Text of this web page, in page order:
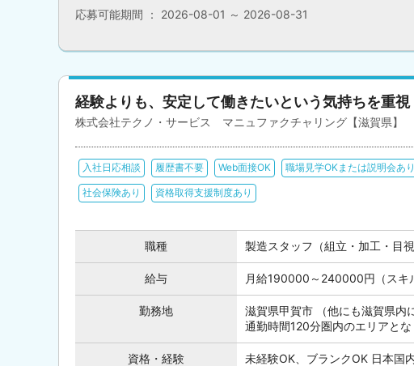
応募可能期間 ： 2026-08-01 ～ 2026-08-31
経験よりも、安定して働きたいという気持ちを重
株式会社テクノ・サービス マニュファクチャリング【滋賀県】
入社日応相談 履歴書不要 Web面接OK 職場見学OKまたは説明会あり
社会保険あり 資格取得支援制度あり
職種 製造スタッフ（組立・加工・目
給与 月給190000～240000円（スキ
勤務地
滋賀県甲賀市 （他にも滋賀県内
通勤時間120分圏内のエリアとな
資格・経験
未経験OK、ブランクOK 日本国